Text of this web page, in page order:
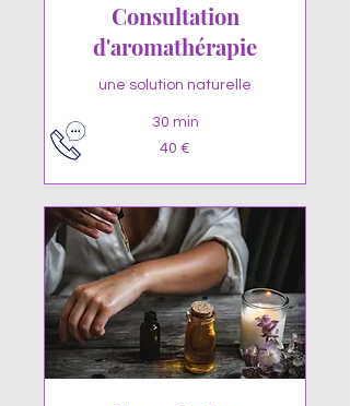
Consultation
d'aromathérapie
une solution naturelle
30 min
40
euros
40 €